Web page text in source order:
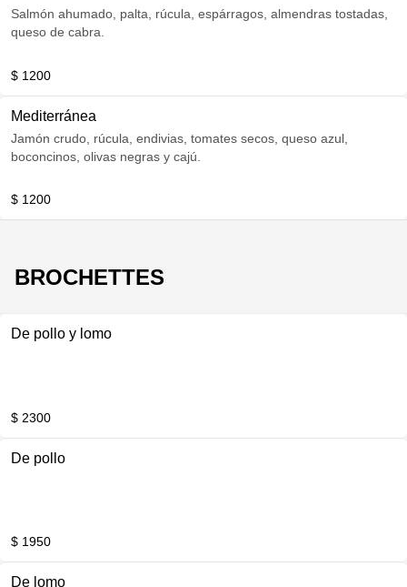
Salmón ahumado, palta, rúcula, espárragos, almendras tostadas,
queso de cabra.
$ 1200
Mediterránea
Jamón crudo, rúcula, endivias, tomates secos, queso azul,
boconcinos, olivas negras y cajú.
$ 1200
BROCHETTES
De pollo y lomo
$ 2300
De pollo
$ 1950
De lomo